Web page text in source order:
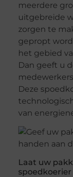
meerdere
uitgebreide
zorgen te
gepropt
het gebied
Dan geeft u
Deze
van
Laat uw
spoedkoerier